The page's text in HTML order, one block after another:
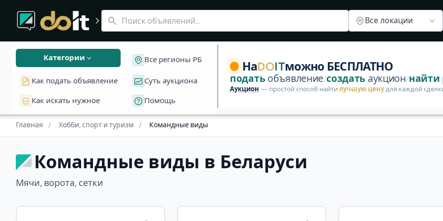
Мячи, ворота, сетки Пока нет объявлений в этой категории — опубликуйте первое бесплатно. Объявления
Все локации
Категории Все регионы РБ
Как подать объявление Суть аукциона
Как искать нужное Помощь
НаDOITможно БЕСПЛАТНО
подать объявление/создать аукцион/найти
Аукцион — простой способ найти лучшую ценудля каждой
Главная / Хобби, спорт и туризм / Командные виды
Командные виды в Беларуси
Мячи, ворота, сетки